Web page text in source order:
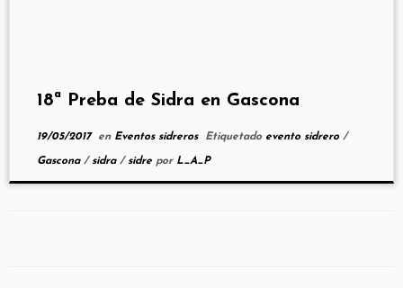
18ª Preba de Sidra en Gascona
19/05/2017en Eventos sidreros Etiquetado evento sidrero /
Gascona /sidra /sidre por L_A_P